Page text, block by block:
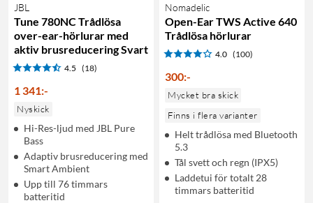
JBL
Tune 780NC Trådlösa
over-ear-hörlurar med
aktiv brusreducering Svart
4.5 (18)
1 341:-
Nyskick
Hi-Res-ljud med JBL Pure
Bass
Adaptiv brusreducering med
Smart Ambient
Upp till 76 timmars
batteritid
Nomadelic
Open-Ear TWS Active 640
Trådlösa hörlurar
4.0 (100)
300:-
Mycket bra skick
Finns i flera varianter
Helt trådlösa med Bluetooth
5.3
Tål svett och regn (IPX5)
Laddetui för totalt 28
timmars batteritid